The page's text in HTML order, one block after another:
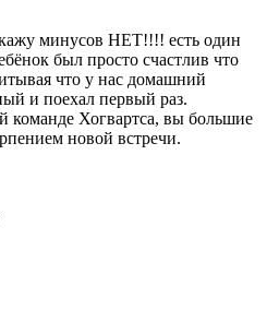
минусов НЕТ!!!! есть один
был просто счастлив что
что у нас домашний
и поехал первый раз.
команде Хогвартса, вы большие
новой встречи.